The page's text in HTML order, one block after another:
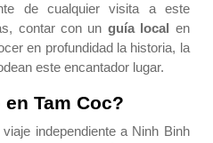
de cualquier visita a este
contar con un guía local en
en profundidad la historia, la
este encantador lugar.
Tam Coc?
independiente a Ninh Binh